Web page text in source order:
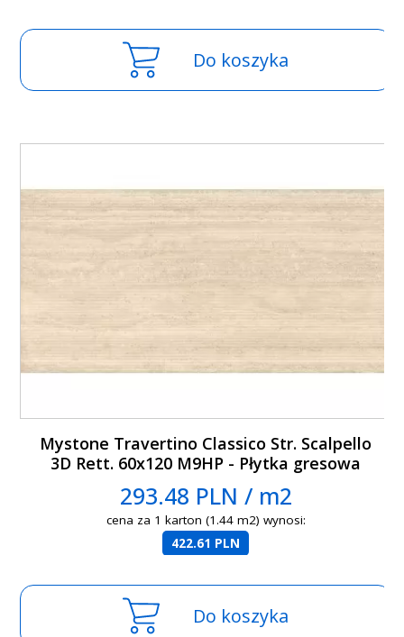
Do koszyka
Mystone Travertino Classico Str. Scalpello
3D Rett. 60x120 M9HP - Płytka gresowa
293.48 PLN / m2
cena za 1 karton (1.44 m2) wynosi:
422.61 PLN
Do koszyka